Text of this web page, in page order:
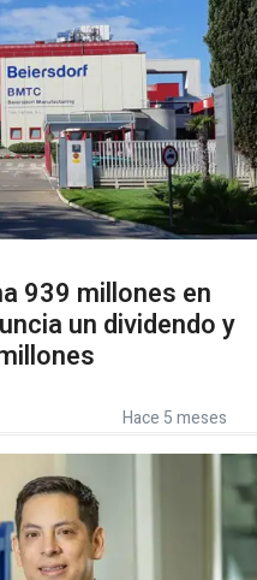
939 millones en
un dividendo y
Hace 5 meses